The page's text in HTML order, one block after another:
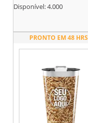
Disponível:4.000
PRONTO EM 48 HRS